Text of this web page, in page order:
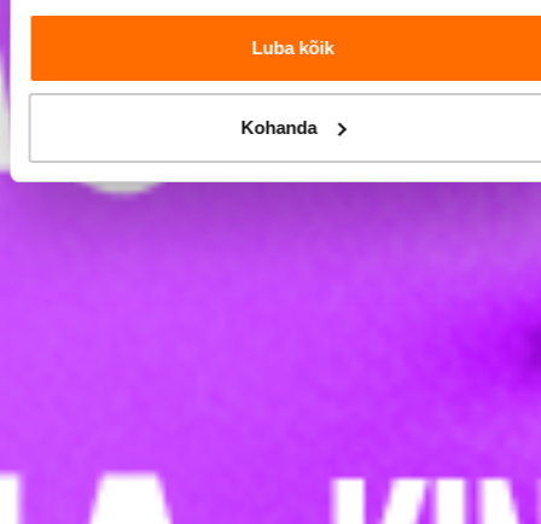
Luba kõik
Kohanda